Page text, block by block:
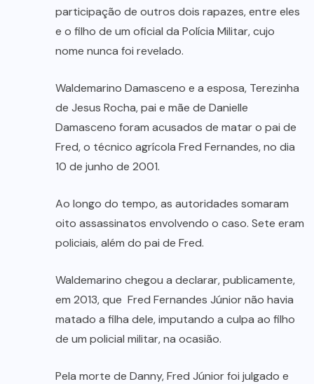
participação de outros dois rapazes, entre eles
e o filho de um oficial da Polícia Militar, cujo
nome nunca foi revelado.
Waldemarino Damasceno e a esposa, Terezinha
de Jesus Rocha, pai e mãe de Danielle
Damasceno foram acusados de matar o pai de
Fred, o técnico agrícola Fred Fernandes, no dia
10 de junho de 2001.
Ao longo do tempo, as autoridades somaram
oito assassinatos envolvendo o caso. Sete eram
policiais, além do pai de Fred.
Waldemarino chegou a declarar, publicamente,
em 2013, que Fred Fernandes Júnior não havia
matado a filha dele, imputando a culpa ao filho
de um policial militar, na ocasião.
Pela morte de Danny, Fred Júnior foi julgado e